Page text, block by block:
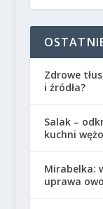
Zdrowe
i źródła?
Salak –
kuchni
Mirabelka:
uprawa